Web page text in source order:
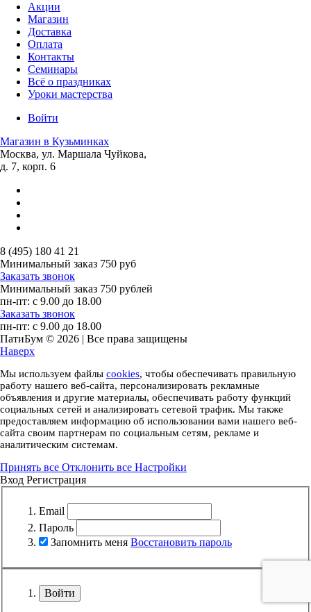
Акции
Магазин
Доставка
Оплата
Контакты
Семинары
Всё о праздниках
Уроки мастерства
Войти
Магазин в Кузьминках
Москва, ул. Маршала Чуйкова,
д. 7, корп. 6
8 (495) 180 41 21
Минимальный заказ 750 руб
Заказать звонок
Минимальный заказ 750 рублей
пн-пт: с 9.00 до 18.00
Заказать звонок
пн-пт: с 9.00 до 18.00
ПатиБум © 2026 | Все права защищены
Наверх
Мы используем файлы cookies, чтобы обеспечивать правильную
работу нашего веб-сайта, персонализировать рекламные
объявления и другие материалы, обеспечивать работу функций
социальных сетей и анализировать сетевой трафик. Мы также
предоставляем информацию об использовании вами нашего веб-
сайта своим партнерам по социальным сетям, рекламе и
аналитическим системам.
Принять все Отклонить все Настройки
Вход Регистрация
Email
Пароль
Запомнить меня Восстановить пароль
Войти